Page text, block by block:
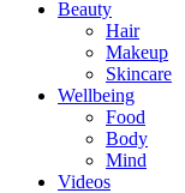
Beauty
Hair
Makeup
Skincare
Wellbeing
Food
Body
Mind
Videos